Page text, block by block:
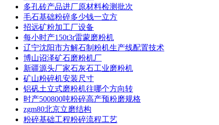
多孔砖产品进厂原材料检测批次
毛石基础粉碎多少钱一立方
招远矿粉加工厂设备
每小时产150t3r雷蒙磨粉机
辽宁沈阳市方解石制粉机生产线配置技术
博山诏泽矿石磨粉机厂
新疆源头厂家石灰石工业磨粉机
矿山粉碎机安装尺寸
铝矾土立式磨粉机往哪个方向转
时产500800吨粉碎高产预粉磨规格
zgm80北京立磨结构
粉碎基础工程粉碎流程工艺